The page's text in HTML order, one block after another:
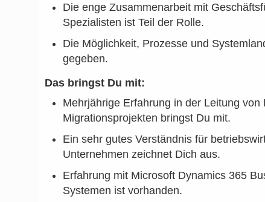
Die enge Zusammenarbeit mit
Spezialisten ist Teil der Rolle.
Die Möglichkeit, Prozesse und
gegeben.
Das bringst Du mit:
Mehrjährige Erfahrung in der Leitung
Migrationsprojekten bringst Du mit.
Ein sehr gutes Verständnis für
Unternehmen zeichnet Dich aus.
Erfahrung mit Microsoft Dynamics 365
Systemen ist vorhanden.